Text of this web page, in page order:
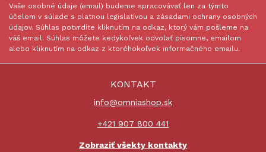
Vaše osobné údaje (email) budeme spracovávať len za týmto
účelom v súlade s platnou legislatívou a zásadami ochrany osobných
údajov. Súhlas potvrdíte kliknutím na odkaz, ktorý vám pošleme na
váš email. Súhlas môžete kedykoľvek odvolať písomne, emailom
alebo kliknutím na odkaz z ktoréhokoľvek informačného emailu.
KONTAKT
info@omniashop.sk
+421 907 800 441
Zobraziť všekty kontakty